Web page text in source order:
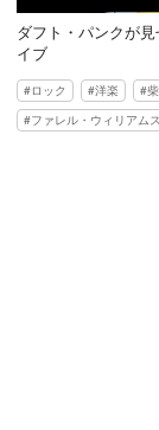
ダフト・パンクが
イブ
ロック 洋楽
ファレル・ウィリアムス